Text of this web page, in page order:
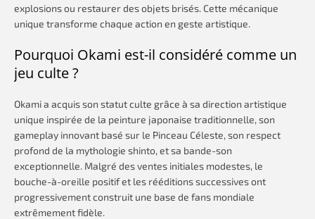
explosions ou restaurer des objets brisés. Cette mécanique
unique transforme chaque action en geste artistique.
Pourquoi Okami est-il considéré comme un
jeu culte ?
Okami a acquis son statut culte grâce à sa direction artistique
unique inspirée de la peinture japonaise traditionnelle, son
gameplay innovant basé sur le Pinceau Céleste, son respect
profond de la mythologie shinto, et sa bande-son
exceptionnelle. Malgré des ventes initiales modestes, le
bouche-à-oreille positif et les rééditions successives ont
progressivement construit une base de fans mondiale
extrêmement fidèle.